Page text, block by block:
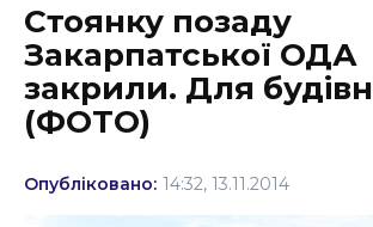
Культура
Освіта
Політика
Стоянку позаду
Закарпатської ОДА
закрили. Для
(ФОТО)
Опубліковано: 14:32, 13.11.2014